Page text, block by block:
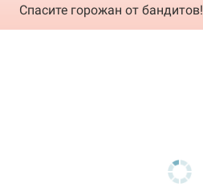
Спасите горожан от бандитов!